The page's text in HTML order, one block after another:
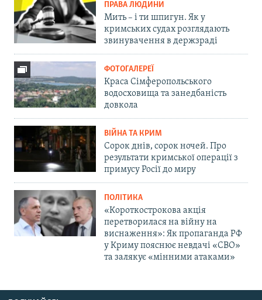
ПРАВА ЛЮДИНИ
Мить – і ти шпигун. Як у
кримських судах розглядають
звинувачення в держзраді
ФОТОГАЛЕРЕЇ
Краса Сімферопольського
водосховища та занедбаність
довкола
ВІЙНА ТА КРИМ
Сорок днів, сорок ночей. Про
результати кримської операції з
примусу Росії до миру
ПОЛІТИКА
«Короткострокова акція
перетворилася на війну на
виснаження»: Як пропаганда РФ
у Криму пояснює невдачі «СВО»
та залякує «мінними атаками»